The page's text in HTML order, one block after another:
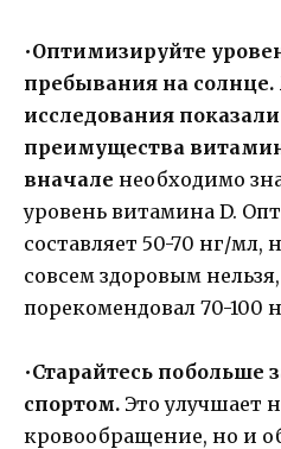
•Оптимизируйте
пребывания на
исследования
преимущества
вначале необходимо
уровень витамина D.
составляет 50-70 нг/мл,
совсем здоровым
порекомендовал 70-100
•Старайтесь побольше
спортом. Это улучшает
кровообращение, но и